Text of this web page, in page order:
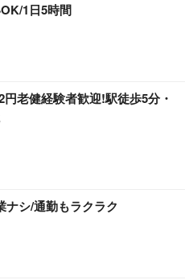
1日5時間
老健経験者歓迎!駅徒歩5分・
シ/通勤もラクラク